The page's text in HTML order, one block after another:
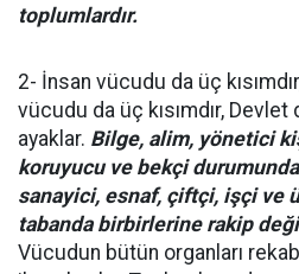
toplumlardır.
2- İnsan vücudu da üç
vücudu da üç kısımdır,
ayaklar. Bilge, alim, yönetici
koruyucu ve bekçi
sanayici, esnaf, çiftçi, işçi ve
tabanda birbirlerine rakip
Vücudun bütün organları